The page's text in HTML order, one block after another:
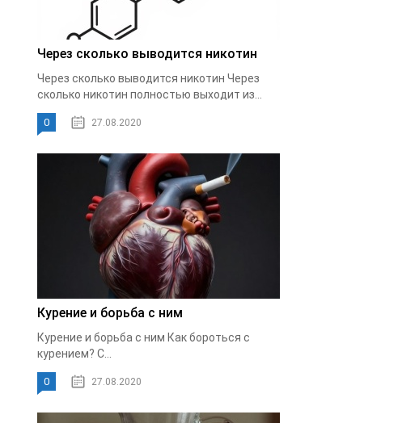
Через сколько выводится никотин
Через сколько выводится никотин Через
сколько никотин полностью выходит из...
0 27.08.2020
Курение и борьба с ним
Курение и борьба с ним Как бороться с
курением? С...
0 27.08.2020